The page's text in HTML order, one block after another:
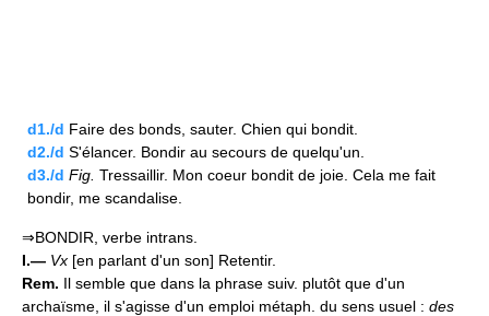
d1./d Faire des bonds, sauter. Chien qui bondit.
d2./d S'élancer. Bondir au secours de quelqu'un.
d3./d Fig. Tressaillir. Mon coeur bondit de joie. Cela me fait
bondir, me scandalise.
⇒BONDIR, verbe intrans.
I.— Vx [en parlant d'un son] Retentir.
Rem. Il semble que dans la phrase suiv. plutôt que d'un
archaïsme, il s'agisse d'un emploi métaph. du sens usuel : des